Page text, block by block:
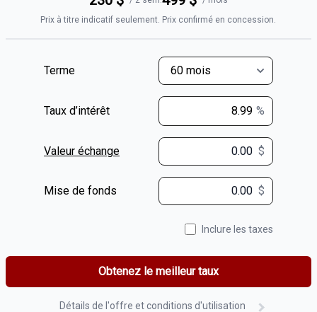
Prix à titre indicatif seulement. Prix confirmé en concession.
Terme
Taux d’intérêt %
Valeur échange $ $
Mise de fonds $
Inclure les taxes
Obtenez le meilleur taux
Détails de l'offre et conditions d'utilisation